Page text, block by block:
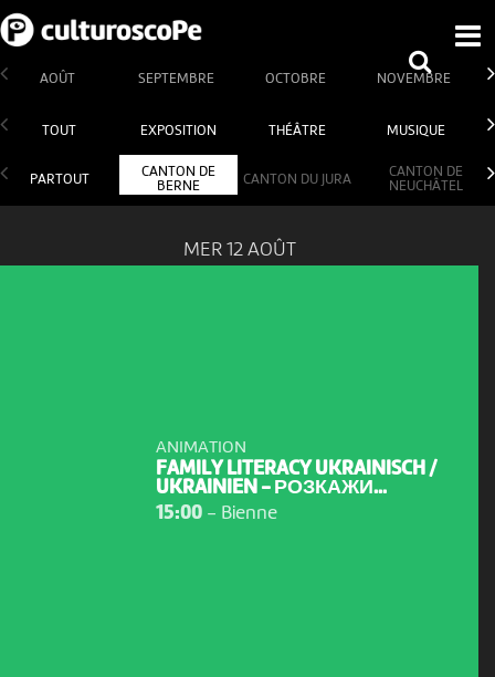
AOÛT SEPTEMBRE OCTOBRE NOVEMBRE
TOUT EXPOSITION THÉÂTRE MUSIQUE
PARTOUT
CANTON DE
BERNE
CANTON DU JURA
CANTON DE
NEUCHÂTEL
MER 12 AOÛT
ANIMATION
FAMILY LITERACY UKRAINISCH /
UKRAINIEN - РОЗКАЖИ...
15:00- Bienne